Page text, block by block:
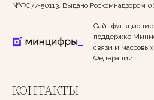
№ФС77-50113. Выдано Роскомнадзором
Сайт
поддержке
связи и
Федерации.
КОНТАКТЫ